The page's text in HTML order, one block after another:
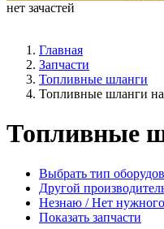
нет зачастей
Главная
Запчасти
Топливные шланги
Топливные шланги на
Топливные
Выбрать тип
Другой
Незнаю / Нет нужного
Показать запчасти